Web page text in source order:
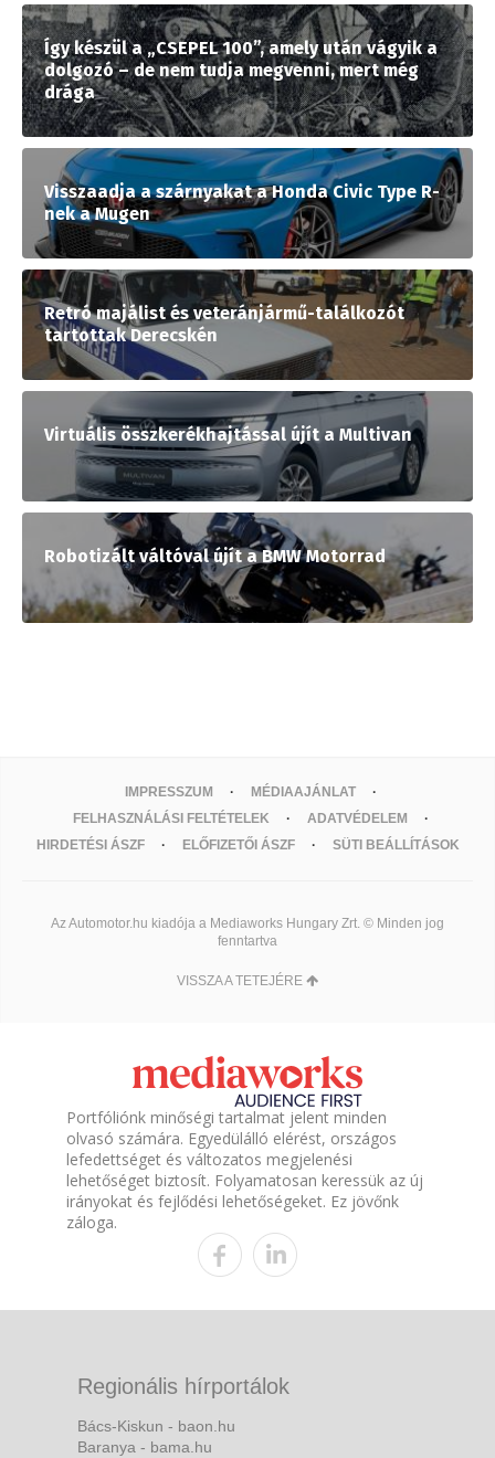
Így készül a „CSEPEL 100”, amely után vágyik a
dolgozó – de nem tudja megvenni, mert még
drága
Visszaadja a szárnyakat a Honda Civic Type R-
nek a Mugen
Retró majálist és veteránjármű-találkozót
tartottak Derecskén
Virtuális összkerékhajtással újít a Multivan
Robotizált váltóval újít a BMW Motorrad
IMPRESSZUM
MÉDIAAJÁNLAT
FELHASZNÁLÁSI FELTÉTELEK
ADATVÉDELEM
HIRDETÉSI ÁSZF
ELŐFIZETŐI ÁSZF SÜTI BEÁLLÍTÁSOK
Az Automotor.hu kiadója a Mediaworks Hungary Zrt. © Minden jog
fenntartva
VISSZA A TETEJÉRE
Portfóliónk minőségi tartalmat jelent minden
olvasó számára. Egyedülálló elérést, országos
lefedettséget és változatos megjelenési
lehetőséget biztosít. Folyamatosan keressük az új
irányokat és fejlődési lehetőségeket. Ez jövőnk
záloga.
Regionális hírportálok
Bács-Kiskun - baon.hu
Baranya - bama.hu